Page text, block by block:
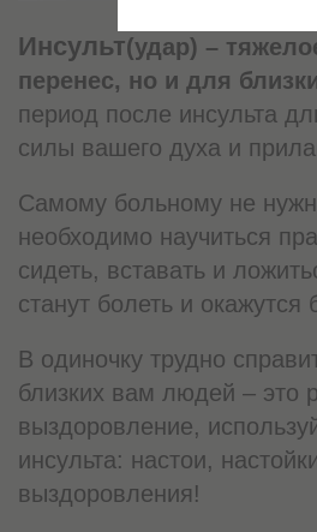
Инсульт(удар) –
перенес, но и для
период после инсульта
силы вашего духа и
Самому больному не
необходимо научиться
сидеть, вставать и
станут болеть и
В одиночку трудно
близких вам людей – это
выздоровление,
инсульта: настои,
выздоровления!